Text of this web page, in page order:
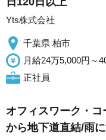
Yts株式会社
千葉県 柏市
月給24万5,000円～
正社員
オフィスワーク・
から地下道直結/雨